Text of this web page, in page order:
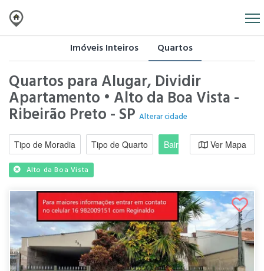
Imóveis Inteiros Quartos
Quartos para Alugar, Dividir
Apartamento • Alto da Boa Vista -
Ribeirão Preto - SP Alterar cidade
Tipo de Moradia Tipo de Quarto Bairro / RegiãoVer Mapa
Alto da Boa Vista